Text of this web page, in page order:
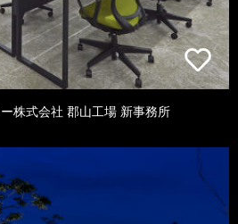
株式会社 郡山工場 新事務所